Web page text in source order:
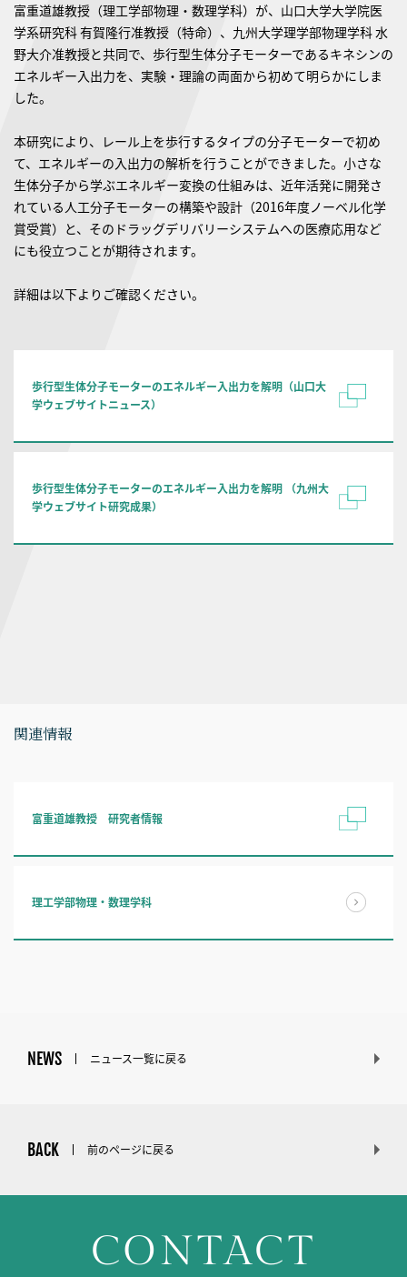
富重道雄教授（理工学部物理・数理学科）が、山口大学大学院医
学系研究科 有賀隆行准教授（特命）、九州大学理学部物理学科 水
野大介准教授と共同で、歩行型生体分子モーターであるキネシンの
エネルギー入出力を、実験・理論の両面から初めて明らかにしま
した。
本研究により、レール上を歩行するタイプの分子モーターで初め
て、エネルギーの入出力の解析を行うことができました。小さな
生体分子から学ぶエネルギー変換の仕組みは、近年活発に開発さ
れている人工分子モーターの構築や設計（2016年度ノーベル化学
賞受賞）と、そのドラッグデリバリーシステムへの医療応用など
にも役立つことが期待されます。
詳細は以下よりご確認ください。
歩行型生体分子モーターのエネルギー入出力を解明（山口大
学ウェブサイトニュース）
歩行型生体分子モーターのエネルギー入出力を解明 （九州大
学ウェブサイト研究成果）
関連情報
富重道雄教授 研究者情報
理工学部物理・数理学科
NEWS ニュース一覧に戻る
BACK 前のページに戻る
CONTACT